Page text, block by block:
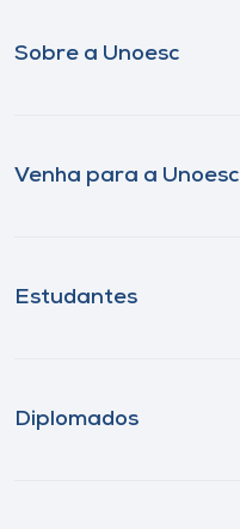
Sobre a Unoesc
Venha para a Unoesc
Estudantes
Diplomados